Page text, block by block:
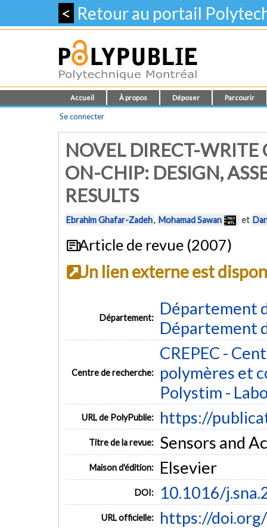
< Retour au portail
Accueil À propos Déposer Parcourir
Se connecter
NOVEL DIRECT-
ON-CHIP: DESIGN,
RESULTS
Ebrahim Ghafar-Zadeh, Mohamad Sawan et
Article de revue (2007)
Un lien externe est
Département:
Département
Département
Centre de recherche:
CREPEC -
polymères et
Polystim -
URL de PolyPublie: https://
Titre de la revue: Sensors and
Maison d'édition: Elsevier
DOI: 10.1016/
URL officielle: https://